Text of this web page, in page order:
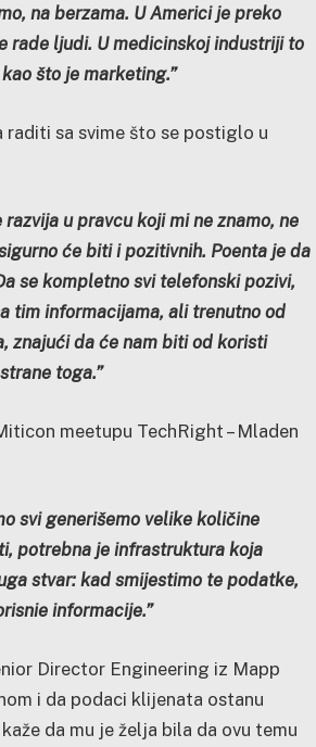
na berzama. U Americi je preko
rade ljudi. U medicinskoj industriji to
što je marketing.”
raditi sa svime što se postiglo u
u pravcu koji mi ne znamo, ne
će biti i pozitivnih. Poenta je da
se kompletno svi telefonski pozivi,
tim informacijama, ali trenutno od
znajući da će nam biti od koristi
toga.”
meetupu TechRight – Mladen
svi generišemo velike količine
potrebna je infrastruktura koja
stvar: kad smijestimo te podatke,
informacije.”
Director Engineering iz Mapp
i da podaci klijenata ostanu
da mu je želja bila da ovu temu